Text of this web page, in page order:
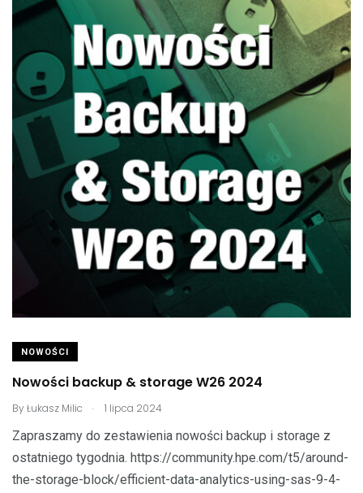
NOWOŚCI
Nowości backup & storage W26 2024
ByŁukasz Milic . 1 lipca 2024
Zapraszamy do zestawienia nowości backup i storage z
ostatniego tygodnia. https://community.hpe.com/t5/around-
the-storage-block/efficient-data-analytics-using-sas-9-4-